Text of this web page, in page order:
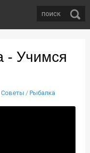
- Учимся
Советы / Рыбалка